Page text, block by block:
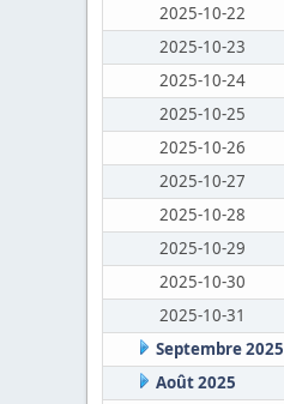
2025-10-22
2025-10-23
2025-10-24
2025-10-25
2025-10-26
2025-10-27
2025-10-28
2025-10-29
2025-10-30
2025-10-31
Septembre 2025
Août 2025